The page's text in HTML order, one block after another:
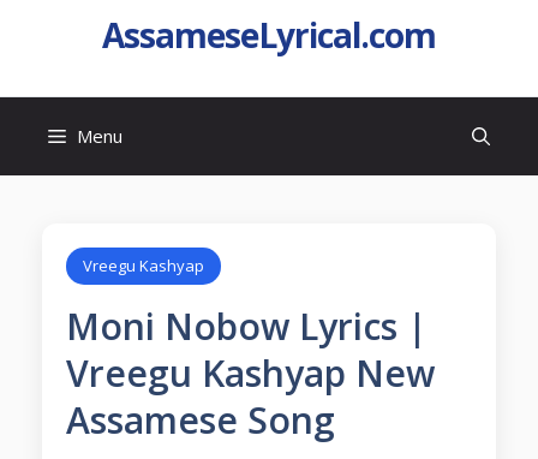
AssameseLyrical.com
Menu
Vreegu Kashyap
Moni Nobow Lyrics |
Vreegu Kashyap New
Assamese Song